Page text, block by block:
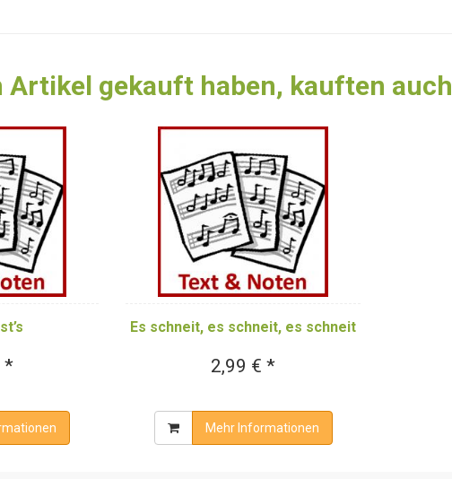
Artikel gekauft haben, kauften auch
*
Es schneit, es schneit, es schneit
2,99 € *
Mehr Informationen